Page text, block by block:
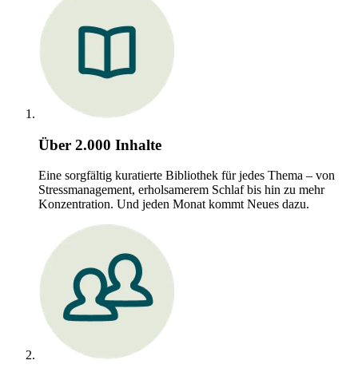
Über 2.000 Inhalte
Eine sorgfältig kuratierte Bibliothek für jedes Thema – von
Stressmanagement, erholsamerem Schlaf bis hin zu mehr
Konzentration. Und jeden Monat kommt Neues dazu.